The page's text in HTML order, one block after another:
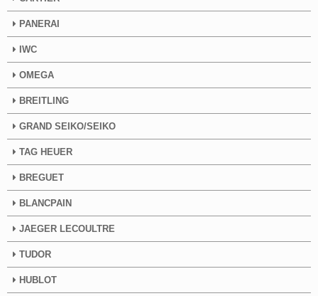
PANERAI
IWC
OMEGA
BREITLING
GRAND SEIKO/SEIKO
TAG HEUER
BREGUET
BLANCPAIN
JAEGER LECOULTRE
TUDOR
HUBLOT